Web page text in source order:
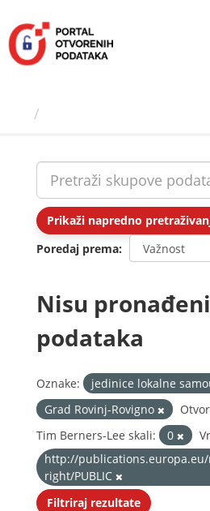
sadržaj
Prikaži napredno
Poredaj prema
Nisu
podataka
Oznake:
jedinice lokalne
Grad Rovinj-Rovigno
Tim Berners-Lee skali:
0
http://
right/PUBLIC
Filtriraj rezultate